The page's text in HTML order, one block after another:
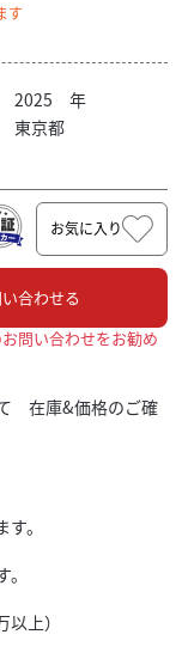
す
2025
年
東京都
お気に入り
合わせる
問い合わせをお勧め
在庫&価格のご確
。
上）